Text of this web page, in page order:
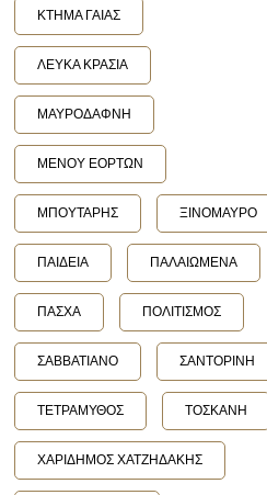
ΚΤΗΜΑ ΓΑΙΑΣ
ΛΕΥΚΑ ΚΡΑΣΙΑ
ΜΑΥΡΟΔΑΦΝΗ
ΜΕΝΟΥ ΕΟΡΤΩΝ
ΜΠΟΥΤΑΡΗΣ ΞΙΝΟΜΑΥΡΟ
ΠΑΙΔΕΙΑ ΠΑΛΑΙΩΜΕΝΑ
ΠΑΣΧΑ ΠΟΛΙΤΙΣΜΟΣ
ΣΑΒΒΑΤΙΑΝΟ ΣΑΝΤΟΡΙΝΗ
ΤΕΤΡΑΜΥΘΟΣ ΤΟΣΚΑΝΗ
ΧΑΡΙΔΗΜΟΣ ΧΑΤΖΗΔΑΚΗΣ